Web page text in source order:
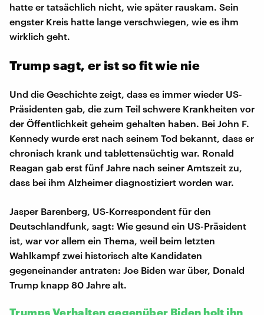
hatte er tatsächlich nicht, wie später rauskam. Sein
engster Kreis hatte lange verschwiegen, wie es ihm
wirklich geht.
Trump sagt, er ist so fit wie nie
Und die Geschichte zeigt, dass es immer wieder US-
Präsidenten gab, die zum Teil schwere Krankheiten vor
der Öffentlichkeit geheim gehalten haben. Bei John F.
Kennedy wurde erst nach seinem Tod bekannt, dass er
chronisch krank und tablettensüchtig war. Ronald
Reagan gab erst fünf Jahre nach seiner Amtszeit zu,
dass bei ihm Alzheimer diagnostiziert worden war.
Jasper Barenberg, US-Korrespondent für den
Deutschlandfunk, sagt: Wie gesund ein US-Präsident
ist, war vor allem ein Thema, weil beim letzten
Wahlkampf zwei historisch alte Kandidaten
gegeneinander antraten: Joe Biden war über, Donald
Trump knapp 80 Jahre alt.
Trumps Verhalten gegenüber Biden holt ihn